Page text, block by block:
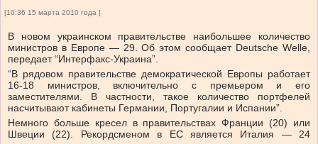
[10:36 15 марта 2010 года ]
В новом украинском правительстве наибольшее количество
министров в Европе — 29. Об этом сообщает Deutsche Welle,
передает “Интерфакс-Украина”.
“В рядовом правительстве демократической Европы работает
16-18 министров, включительно с премьером и его
заместителями. В частности, такое количество портфелей
насчитывают кабинеты Германии, Португалии и Испании”.
Немного больше кресел в правительствах Франции (20) или
Швеции (22). Рекордсменом в ЕС является Италия — 24